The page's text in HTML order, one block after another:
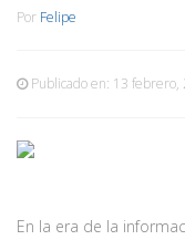
Por Felipe
Publicado en: 13 febrero,
En la era de la